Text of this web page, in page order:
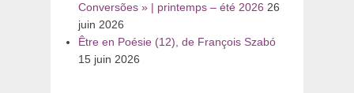
Conversões » | printemps – été 2026 26
juin 2026
Être en Poésie (12), de François Szabó
15 juin 2026